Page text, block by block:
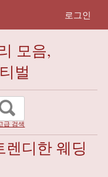
로그인
모음,
벌
급 검색
디한 웨딩